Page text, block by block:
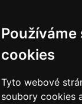
cookies
Tyto webové
soubory cookies